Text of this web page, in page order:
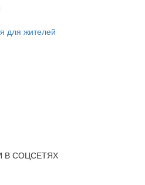
для жителей
В СОЦСЕТЯХ